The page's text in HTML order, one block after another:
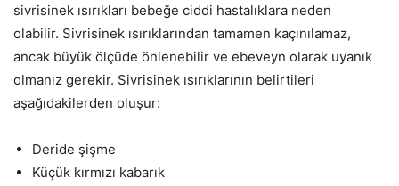
sivrisinek ısırıkları bebeğe ciddi hastalıklara neden
olabilir. Sivrisinek ısırıklarından tamamen kaçınılamaz,
ancak büyük ölçüde önlenebilir ve ebeveyn olarak uyanık
olmanız gerekir. Sivrisinek ısırıklarının belirtileri
aşağıdakilerden oluşur:
Deride şişme
Küçük kırmızı kabarık